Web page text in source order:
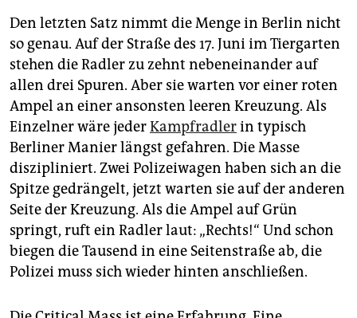
Den letzten Satz nimmt die Menge in Berlin nicht
so genau. Auf der Straße des 17. Juni im Tiergarten
stehen die Radler zu zehnt nebeneinander auf
allen drei Spuren. Aber sie warten vor einer roten
Ampel an einer ansonsten leeren Kreuzung. Als
Einzelner wäre jederKampfradlerin typisch
Berliner Manier längst gefahren. Die Masse
diszipliniert. Zwei Polizeiwagen haben sich an die
Spitze gedrängelt, jetzt warten sie auf der anderen
Seite der Kreuzung. Als die Ampel auf Grün
springt, ruft ein Radler laut: „Rechts!“ Und schon
biegen die Tausend in eine Seitenstraße ab, die
Polizei muss sich wieder hinten anschließen.